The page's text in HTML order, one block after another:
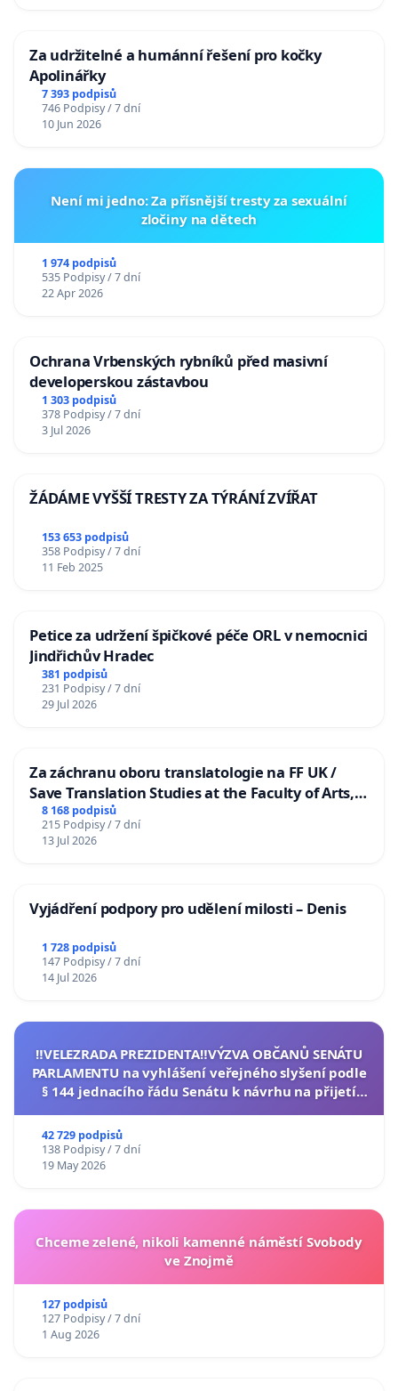
Za udržitelné a humánní řešení pro kočky
Apolinářky
7 393 podpisů
746 Podpisy / 7 dní
10 Jun 2026
Není mi jedno: Za přísnější tresty za sexuální
zločiny na dětech
1 974 podpisů
535 Podpisy / 7 dní
22 Apr 2026
Ochrana Vrbenských rybníků před masivní
developerskou zástavbou
1 303 podpisů
378 Podpisy / 7 dní
3 Jul 2026
ŽÁDÁME VYŠŠÍ TRESTY ZA TÝRÁNÍ ZVÍŘAT
153 653 podpisů
358 Podpisy / 7 dní
11 Feb 2025
Petice za udržení špičkové péče ORL v nemocnici
Jindřichův Hradec
381 podpisů
231 Podpisy / 7 dní
29 Jul 2026
Za záchranu oboru translatologie na FF UK /
Save Translation Studies at the Faculty of Arts,
Charles University
8 168 podpisů
215 Podpisy / 7 dní
13 Jul 2026
Vyjádření podpory pro udělení milosti – Denis
1 728 podpisů
147 Podpisy / 7 dní
14 Jul 2026
‼️VELEZRADA PREZIDENTA‼️VÝZVA OBČANŮ SENÁTU
PARLAMENTU na vyhlášení veřejného slyšení podle
§ 144 jednacího řádu Senátu k návrhu na přijetí
42 729 podpisů
138 Podpisy / 7 dní
19 May 2026
Chceme zelené, nikoli kamenné náměstí Svobody
ve Znojmě
127 podpisů
127 Podpisy / 7 dní
1 Aug 2026